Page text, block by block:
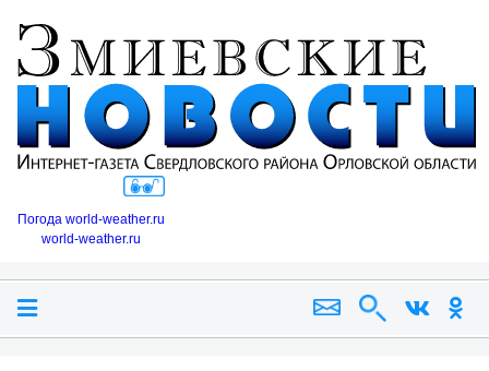
Погода world-weather.ru
world-weather.ru